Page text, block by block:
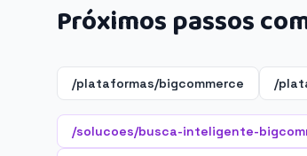
Próximos passos
/plataformas/bigcommerce /
/solucoes/busca-inteligente-